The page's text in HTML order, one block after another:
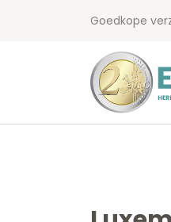
Goedkope